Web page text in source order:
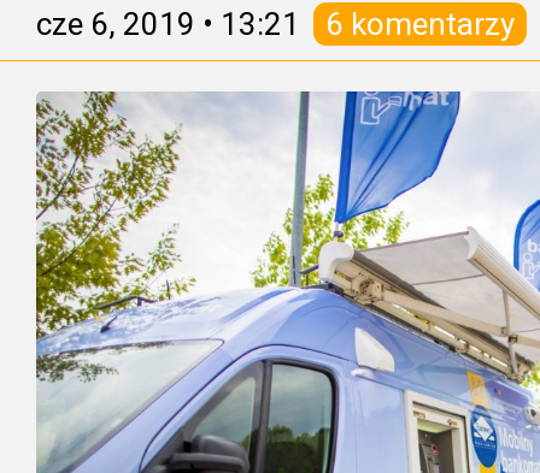
cze 6, 2019 • 13:21 6 komentarzy